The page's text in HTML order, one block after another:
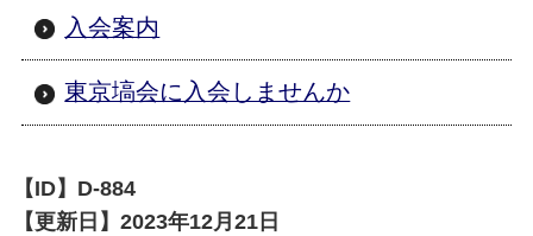
竹パウダー 流灯 杉 八溝
入会案内
東京塙会に入会しませんか
【ID】 D-884
【更新日】2023年12月21日